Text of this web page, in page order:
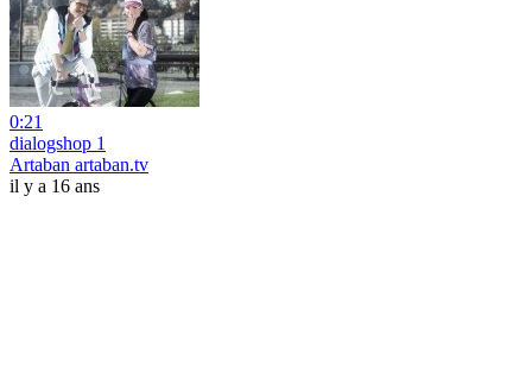
0:21
dialogshop 1
Artaban artaban.tv
il y a 16 ans